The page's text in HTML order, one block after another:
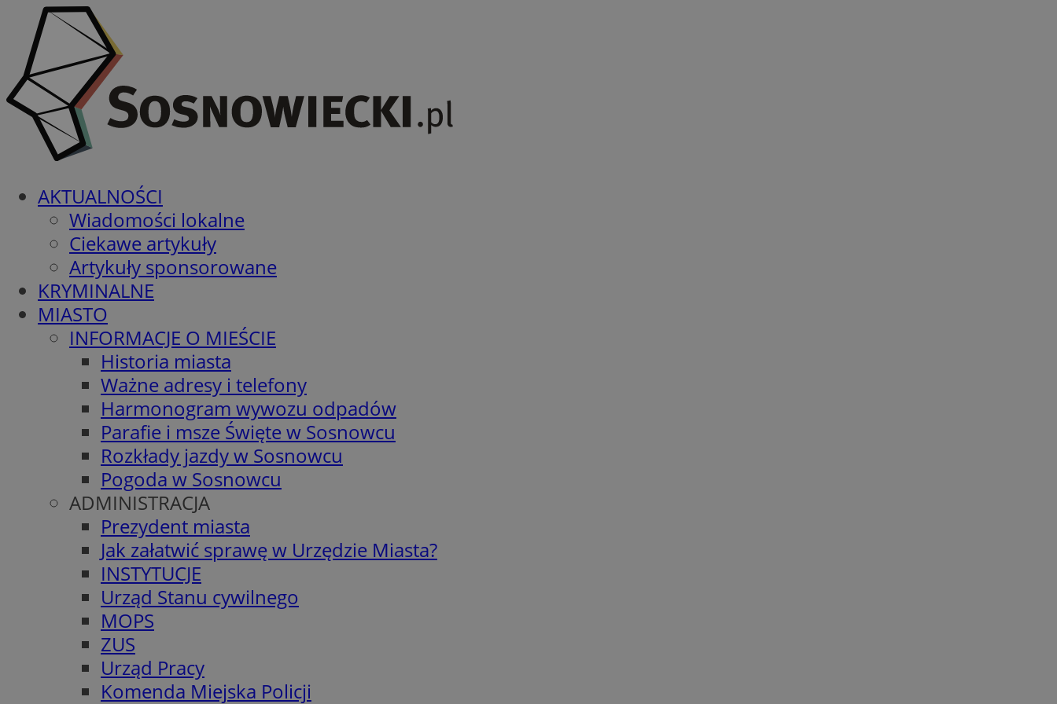
AKTUALNOŚCI
Wiadomości lokalne
Ciekawe artykuły
Artykuły sponsorowane
KRYMINALNE
MIASTO
INFORMACJE O MIEŚCIE
Historia miasta
Ważne adresy i telefony
Harmonogram wywozu odpadów
Parafie i msze Święte w Sosnowcu
Rozkłady jazdy w Sosnowcu
Pogoda w Sosnowcu
ADMINISTRACJA
Prezydent miasta
Jak załatwić sprawę w Urzędzie Miasta?
INSTYTUCJE
Urząd Stanu cywilnego
MOPS
ZUS
Urząd Pracy
Komenda Miejska Policji